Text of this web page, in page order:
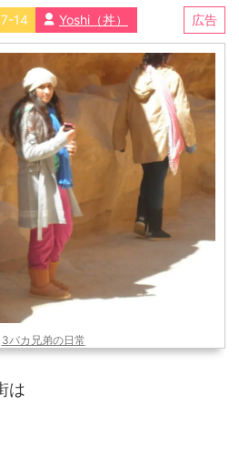
関東
九州
中東
東南アジア
PC・インターネット
AND
検索
14 Yoshi（丼） 広告
3バカ兄弟の日常
は